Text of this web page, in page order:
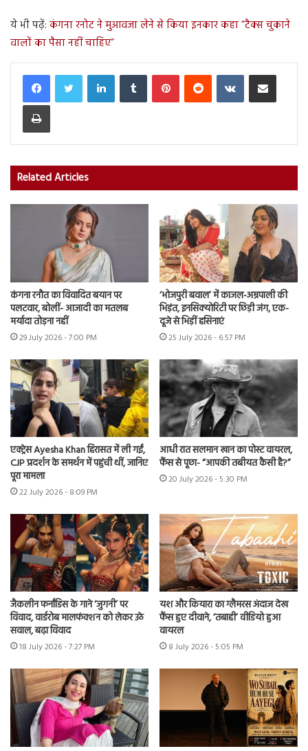
ये भी पढ़ें: कंगना रनोट ने मुआवजा लेने से किया इनकार कहा ”टैक्स चुकाने
वालों का पैसा नहीं चाहिए”
LinkedInTumblr PinterestReddit VKontakteShare via Email
Print
Related Articles
कंगना रनौत का विवादित बयान पर
पलटवार, बोलीं- आजादी का मतलब
मर्यादा तोड़ना नहीं
29 July 2026 - 7:00 PM
‘भोजपुरी बवाल’ में काजल-अम्रपाली की
भिड़ंत, इनसिक्योरिटी पर छिड़ी जंग, एक-
दूजे से भिड़ीं हसिनाएं
25 July 2026 - 6:57 PM
एक्ट्रेस Ayesha Khan हिरासत में ली गईं,
CJP प्रदर्शन के समर्थन में पहुंची थीं, जानिए
पूरा मामला
22 July 2026 - 8:09 PM
आधी रात सलमान खान का पोस्ट वायरल,
फैंस से पूछा- “आपकी तबीयत कैसी है?”
20 July 2026 - 5:30 PM
जैकलीन फर्नांडिस के गाने ‘जुगनी’ पर
विवाद, वार्डरोब मालफंक्शन को लेकर उठे
सवाल, बढ़ा विवाद
18 July 2026 - 7:27 PM
यश और कियारा का ग्लैमरस अंदाज देख
फैंस हुए दीवाने, ‘तबाही’ वीडियो हुआ
वायरल
8 July 2026 - 5:05 PM